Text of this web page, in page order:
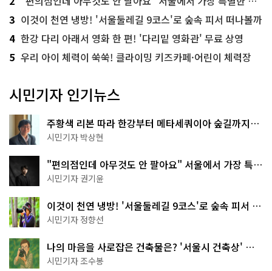
3 이것이 천연 냉방! '서울둘레길 9코스'로 숲속 피서 떠나볼까
4 한강 다리 아래서 영화 한 편! '다리밑 영화관' 무료 상영
5 우리 아이 체력이 쑥쑥! 클라이밍 키즈카페·어린이 체력장
시민기자 인기뉴스
주황색 리본 따라 한강부터 메타세쿼이아 숲길까지…
서울둘레길 15코스
시민기자 박상현
"편의점인데 아무것도 안 팔아요" 서울에서 가장 특별
한 편의점의 정체
시민기자 권기윤
이것이 천연 냉방! '서울둘레길 9코스'로 숲속 피서 떠
나볼까
시민기자 정향선
나의 마음을 사로잡은 건축물은? '서울시 건축상' 수
상작 공개!
시민기자 조수봉